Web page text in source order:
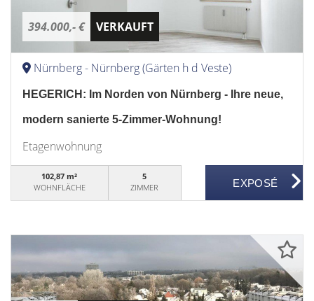
394.000,- € VERKAUFT
Nürnberg - Nürnberg (Gärten h d Veste)
HEGERICH: Im Norden von Nürnberg - Ihre neue,
modern sanierte 5-Zimmer-Wohnung!
Etagenwohnung
102,87 m²
WOHNFLÄCHE
5
ZIMMER